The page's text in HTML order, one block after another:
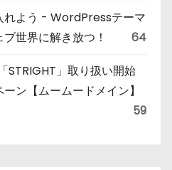
れよう - WordPressテーマ
ブ世界に解き放つ！
64
STRIGHT」取り扱い開始
ン【ムームードメイン】
59